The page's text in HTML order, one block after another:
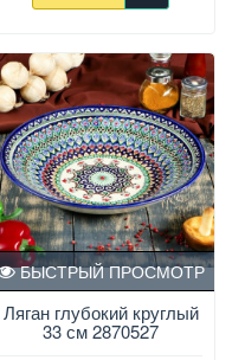
Ляган глубокий круглый
33 см 2870527
БЫСТРЫЙ ПРОСМОТР